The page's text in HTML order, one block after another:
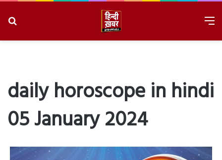
daily horoscope in hindi
05 January 2024